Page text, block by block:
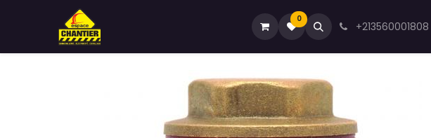
Contactez-nous💬 Forum Blog
0
+213560001808